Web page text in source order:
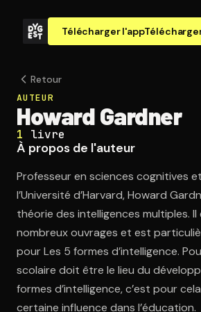
Télécharger l'app
Retour
AUTEUR
Howard Gardner
1 livre
À propos de l'auteur
Professeur en sciences cognitives
l’Université d’Harvard, Howard
théorie des intelligences multiples. Il
nombreux ouvrages et est
pour Les 5 formes d’intelligence.
scolaire doit être le lieu du
formes d’intelligence, c’est pour cela
certaine influence dans l’éducation.